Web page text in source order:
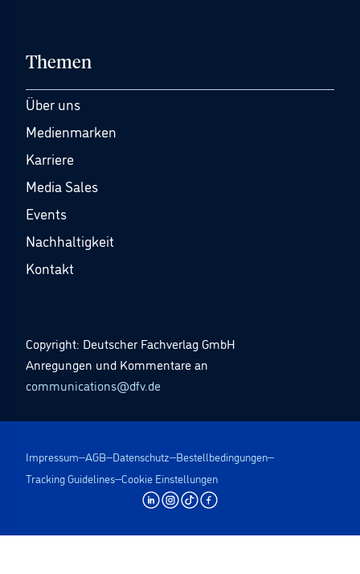
Themen
Über uns
Medienmarken
Karriere
Media Sales
Events
Nachhaltigkeit
Kontakt
Copyright: Deutscher Fachverlag GmbH
Anregungen und Kommentare an
communications@dfv.de
Impressum AGB Datenschutz Bestellbedingungen
Tracking Guidelines Cookie Einstellungen